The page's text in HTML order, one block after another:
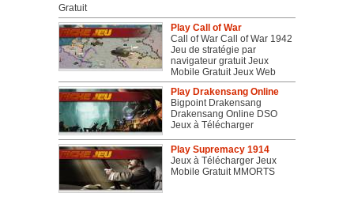
Gratuit
Play Call of War
Call of War Call of War 1942
Jeu de stratégie par
navigateur gratuit Jeux
Mobile Gratuit Jeux Web
Play Drakensang Online
Bigpoint Drakensang
Drakensang Online DSO
Jeux à Télécharger
Play Supremacy 1914
Jeux à Télécharger Jeux
Mobile Gratuit MMORTS